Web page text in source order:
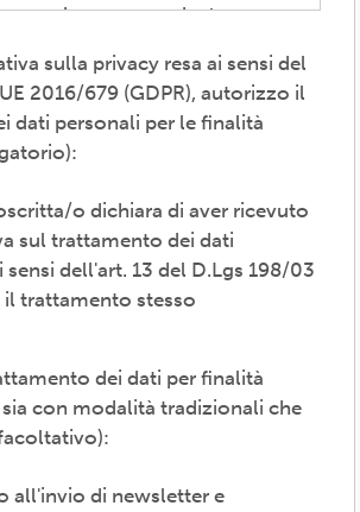
per consentire la
propri del movimento
negli atti associativi
-anche mediante attività,
servizi-, provvedere agli
comunicazioni promozionali.
verrà effettuato: con modalità
informatica; in modo lecito,
i dati a soggetti
autorità; fornitori di
di supporto -es. consulenza
o convenzionati).
sulla privacy resa ai sensi del
2016/679 (GDPR), autorizzo il
dati personali per le finalità
o dichiara di aver ricevuto
sul trattamento dei dati
sensi dell'art. 13 del D.Lgs 198/03
il trattamento stesso
dei dati per finalità
con modalità tradizionali che
all'invio di newsletter e